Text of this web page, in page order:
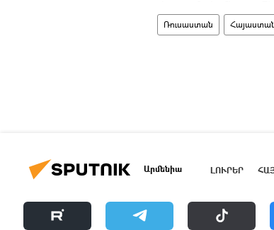
Ռուսաստան
Արմենիա ԼՈՒՐԵՐ